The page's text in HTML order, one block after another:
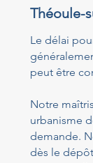
Théoule-
Le délai
peut être
Notre
urbanisme
demande.
dès le